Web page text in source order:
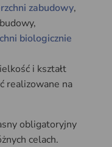
zabudowy,
biologicznie
i kształt
realizowane na
obligatoryjny
celach.